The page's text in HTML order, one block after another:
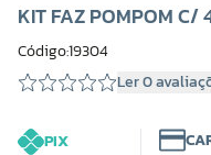
KIT FAZ POMPOM C/
Código:19304
Ler 0
PIX